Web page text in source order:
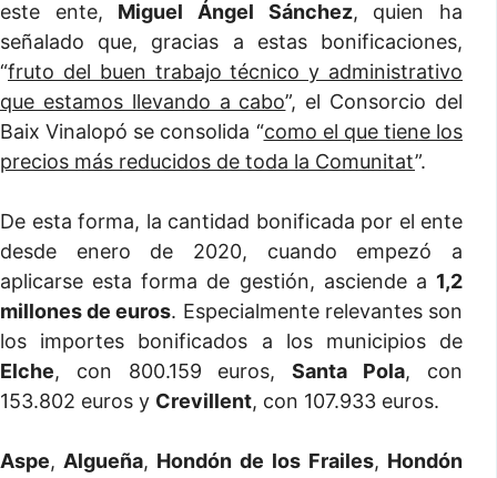
este ente, Miguel Ángel Sánchez, quien ha
señalado que, gracias a estas bonificaciones,
“fruto del buen trabajo técnico y administrativo
que estamos llevando a cabo”, el Consorcio del
Baix Vinalopó se consolida “como el que tiene los
precios más reducidos de toda la Comunitat”.
De esta forma, la cantidad bonificada por el ente
desde enero de 2020, cuando empezó a
aplicarse esta forma de gestión, asciende a 1,2
millones de euros. Especialmente relevantes son
los importes bonificados a los municipios de
Elche, con 800.159 euros,Santa Pola, con
153.802 euros y Crevillent, con 107.933 euros.
Aspe, Algueña, Hondón de los Frailes, Hondón